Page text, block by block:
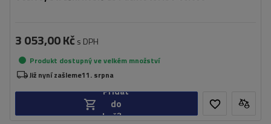
3 053,00 Kč s DPH
Produkt dostupný ve velkém množství
Již nyní zašleme11. srpna
Přidat
do
košíku